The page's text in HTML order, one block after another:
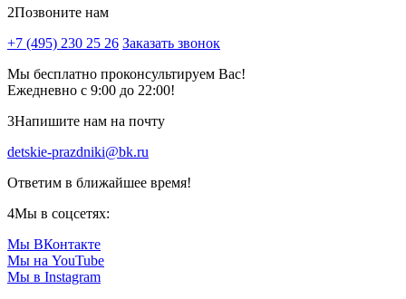
2Позвоните нам
+7 (495) 230 25 26 Заказать звонок
Мы бесплатно проконсультируем Вас!
Ежедневно с 9:00 до 22:00!
3Напишите нам на почту
detskie-prazdniki@bk.ru
Ответим в ближайшее время!
4Мы в соцсетях:
Мы ВКонтакте
Мы на YouTube
Мы в Instagram